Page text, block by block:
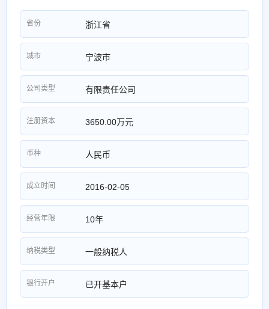
省份 浙江省
城市 宁波市
公司类型 有限责任公司
注册资本 3650.00万元
币种 人民币
成立时间 2016-02-05
经营年限 10年
纳税类型 一般纳税人
银行开户 已开基本户